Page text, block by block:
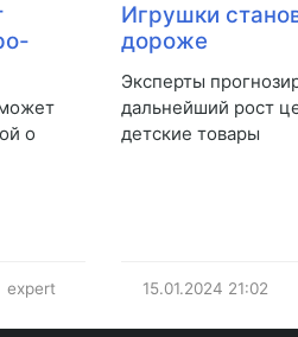
о
expert
Игрушки
дороже
Эксперты
дальнейший рост
детские товары
15.01.2024 21:02